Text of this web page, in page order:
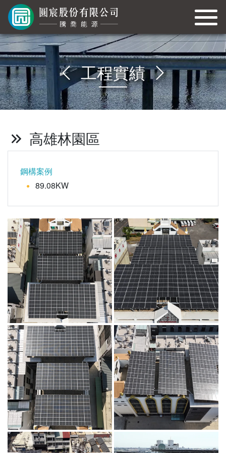
工程實績
高雄林園區
鋼構案例
● 89.08KW